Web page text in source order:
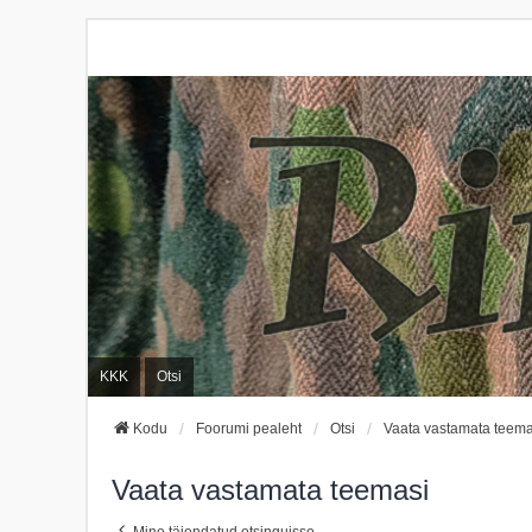
KKK Otsi
Kodu Foorumi pealeht Otsi Vaata vastamata
Vaata vastamata teemasi